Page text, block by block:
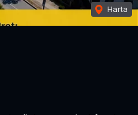
Harta